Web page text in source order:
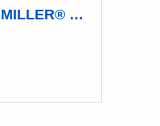
美国Miller公司 MILLER® RIPLEY® 400-6.0mm 光纤松套管和入户光缆开剥器